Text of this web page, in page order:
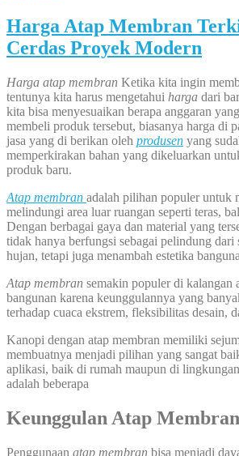
Harga Atap Membran
Cerdas Proyek Modern
Harga atap membran Ketika kita ingin
tentunya kita harus mengetahui harga dari
kita bisa menyesuaikan berapa anggaran
membeli produk tersebut, biasanya harga di
jasa yang di berikan oleh produsen yang
memperkirakan bahan yang dikeluarkan
produk baru.
Atap membran adalah pilihan populer untuk
melindungi area luar ruangan seperti teras,
Dengan berbagai gaya dan material yang
tidak hanya berfungsi sebagai pelindung dari
hujan, tetapi juga menambah estetika
Atap membran semakin populer di kalangan
bangunan karena keunggulannya yang
terhadap cuaca ekstrem, fleksibilitas desain,
Kanopi dengan atap membran memiliki
membuatnya menjadi pilihan yang sangat
aplikasi, baik di rumah maupun di
adalah beberapa
Keunggulan Atap Membran
Penggunaan atap membran bisa menjadi